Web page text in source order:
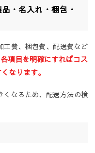
・名入れ・梱包・
工費、梱包費、配送費など
各項目を明確にすればコス
なります。
くなるため、配送方法の検